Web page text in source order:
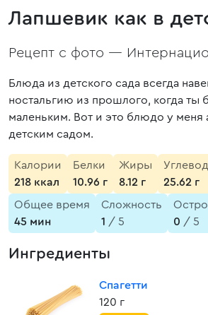
Лапшевик как в
Рецепт с фото —
Блюда из детского сада всегда
ностальгию из прошлого, когда ты
маленьким. Вот и это блюдо у меня
детским садом.
Калории
218 ккал
Белки
10.96 г
Жиры
8.12 г
25.62 г
Общее время
45 мин
Сложность
1 / 5
0 / 5
Ингредиенты
Спагетти
120 г